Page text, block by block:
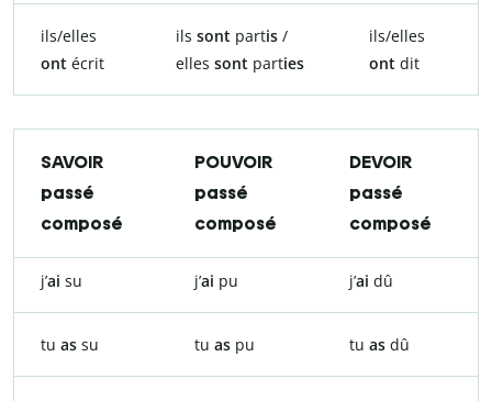
ils/elles
ont écrit
ils sont partis /
elles sont parties
ils/elles
ont dit
SAVOIR
passé
composé
POUVOIR
passé
composé
DEVOIR
passé
composé
j’ai su j’ai pu j’ai dû
tu as su tu as pu tu as dû